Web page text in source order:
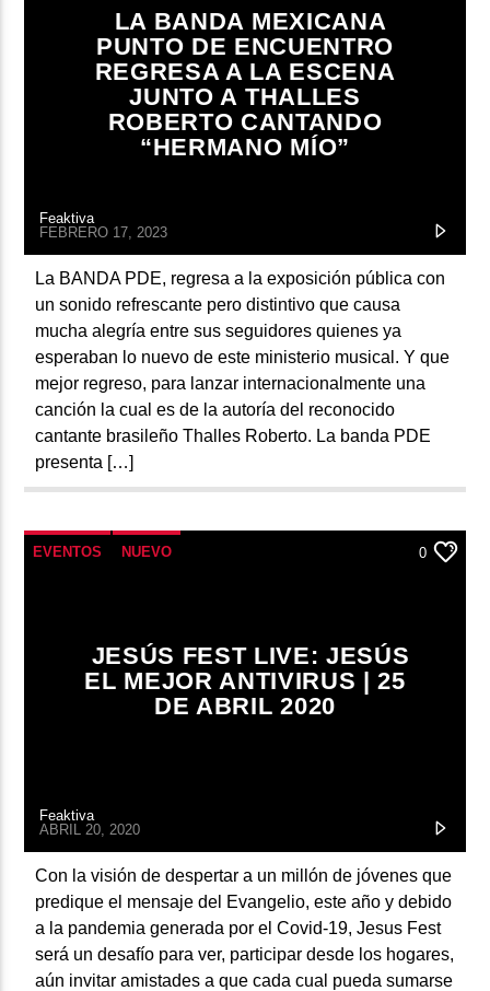
LA BANDA MEXICANA
PUNTO DE ENCUENTRO
REGRESA A LA ESCENA
JUNTO A THALLES
ROBERTO CANTANDO
“HERMANO MÍO”
Feaktiva
FEBRERO 17, 2023
La BANDA PDE, regresa a la exposición pública con
un sonido refrescante pero distintivo que causa
mucha alegría entre sus seguidores quienes ya
esperaban lo nuevo de este ministerio musical. Y que
mejor regreso, para lanzar internacionalmente una
canción la cual es de la autoría del reconocido
cantante brasileño Thalles Roberto. La banda PDE
presenta […]
EVENTOS NUEVO 0
JESÚS FEST LIVE: JESÚS
EL MEJOR ANTIVIRUS | 25
DE ABRIL 2020
Feaktiva
ABRIL 20, 2020
Con la visión de despertar a un millón de jóvenes que
predique el mensaje del Evangelio, este año y debido
a la pandemia generada por el Covid-19, Jesus Fest
será un desafío para ver, participar desde los hogares,
aún invitar amistades a que cada cual pueda sumarse